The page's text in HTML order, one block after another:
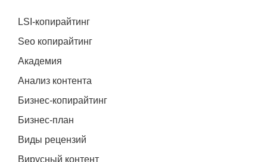
LSI-копирайтинг
Seo копирайтинг
Академия
Анализ контента
Бизнес-копирайтинг
Бизнес-план
Виды рецензий
Вирусный контент